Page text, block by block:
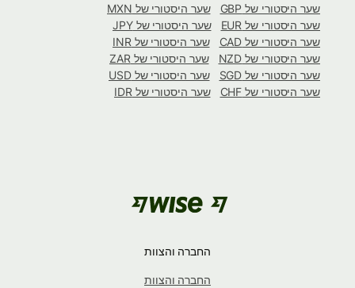
שער היסטורי של GBP
שער היסטורי של MXN
שער היסטורי של EUR
שער היסטורי של JPY
שער היסטורי של CAD
שער היסטורי של INR
שער היסטורי של NZD
שער היסטורי של ZAR
שער היסטורי של SGD
שער היסטורי של USD
שער היסטורי של CHF
שער היסטורי של IDR
החברה והצוות
החברה והצוות